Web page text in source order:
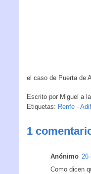
el caso de Puerta de
Escrito por Miguel a
Etiquetas: Renfe - Adif
1
Anónimo 26
Como dicen